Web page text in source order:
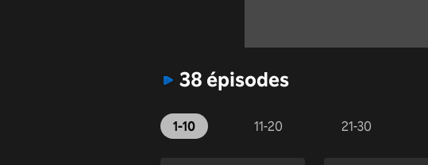
38 épisodes
1-10 11-20 21-30